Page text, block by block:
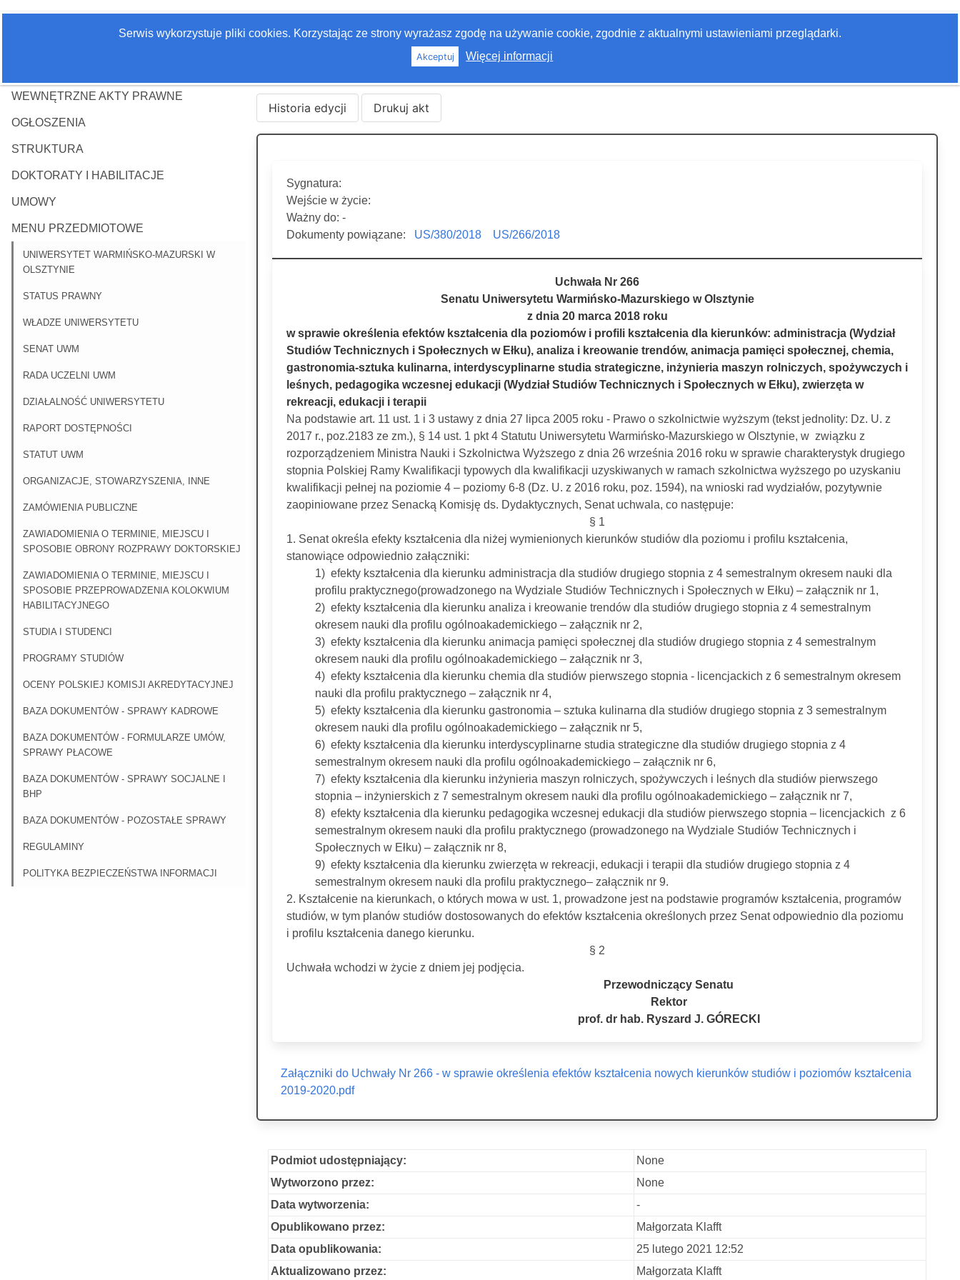
Serwis wykorzystuje pliki cookies. Korzystając ze strony wyrażasz zgodę na używanie cookie, zgodnie z aktualnymi ustawieniami przeglądarki.
Akceptuj Więcej informacji
WEWNĘTRZNE AKTY PRAWNE
OGŁOSZENIA
STRUKTURA
DOKTORATY I HABILITACJE
UMOWY
MENU PRZEDMIOTOWE
UNIWERSYTET WARMIŃSKO-MAZURSKI W
OLSZTYNIE
STATUS PRAWNY
WŁADZE UNIWERSYTETU
SENAT UWM
RADA UCZELNI UWM
DZIAŁALNOŚĆ UNIWERSYTETU
RAPORT DOSTĘPNOŚCI
STATUT UWM
ORGANIZACJE, STOWARZYSZENIA, INNE
ZAMÓWIENIA PUBLICZNE
ZAWIADOMIENIA O TERMINIE, MIEJSCU I
SPOSOBIE OBRONY ROZPRAWY DOKTORSKIEJ
ZAWIADOMIENIA O TERMINIE, MIEJSCU I
SPOSOBIE PRZEPROWADZENIA KOLOKWIUM
HABILITACYJNEGO
STUDIA I STUDENCI
PROGRAMY STUDIÓW
OCENY POLSKIEJ KOMISJI AKREDYTACYJNEJ
BAZA DOKUMENTÓW - SPRAWY KADROWE
BAZA DOKUMENTÓW - FORMULARZE UMÓW,
SPRAWY PŁACOWE
BAZA DOKUMENTÓW - SPRAWY SOCJALNE I
BHP
BAZA DOKUMENTÓW - POZOSTAŁE SPRAWY
REGULAMINY
POLITYKA BEZPIECZEŃSTWA INFORMACJI
Historia edycji Drukuj akt
Sygnatura:
Wejście w życie:
Ważny do: -
Dokumenty powiązane:
US/380/2018 US/266/2018
Uchwała Nr 266
Senatu Uniwersytetu Warmińsko-Mazurskiego w Olsztynie
z dnia 20 marca 2018 roku
w sprawie określenia efektów kształcenia dla poziomów i profili kształcenia dla kierunków: administracja (Wydział
Studiów Technicznych i Społecznych w Ełku), analiza i kreowanie trendów, animacja pamięci społecznej, chemia,
gastronomia-sztuka kulinarna, interdyscyplinarne studia strategiczne, inżynieria maszyn rolniczych, spożywczych i
leśnych, pedagogika wczesnej edukacji (Wydział Studiów Technicznych i Społecznych w Ełku), zwierzęta w
rekreacji, edukacji i terapii
Na podstawie art. 11 ust. 1 i 3 ustawy z dnia 27 lipca 2005 roku - Prawo o szkolnictwie wyższym (tekst jednolity: Dz. U. z
2017 r., poz.2183 ze zm.), § 14 ust. 1 pkt 4 Statutu Uniwersytetu Warmińsko-Mazurskiego w Olsztynie, w związku z
rozporządzeniem Ministra Nauki i Szkolnictwa Wyższego z dnia 26 września 2016 roku w sprawie charakterystyk drugiego
stopnia Polskiej Ramy Kwalifikacji typowych dla kwalifikacji uzyskiwanych w ramach szkolnictwa wyższego po uzyskaniu
kwalifikacji pełnej na poziomie 4 – poziomy 6-8 (Dz. U. z 2016 roku, poz. 1594), na wnioski rad wydziałów, pozytywnie
zaopiniowane przez Senacką Komisję ds. Dydaktycznych, Senat uchwala, co następuje:
§ 1
1. Senat określa efekty kształcenia dla niżej wymienionych kierunków studiów dla poziomu i profilu kształcenia,
stanowiące odpowiednio załączniki:
1) efekty kształcenia dla kierunku administracja dla studiów drugiego stopnia z 4 semestralnym okresem nauki dla
profilu praktycznego(prowadzonego na Wydziale Studiów Technicznych i Społecznych w Ełku) – załącznik nr 1,
2) efekty kształcenia dla kierunku analiza i kreowanie trendów dla studiów drugiego stopnia z 4 semestralnym
okresem nauki dla profilu ogólnoakademickiego – załącznik nr 2,
3) efekty kształcenia dla kierunku animacja pamięci społecznej dla studiów drugiego stopnia z 4 semestralnym
okresem nauki dla profilu ogólnoakademickiego – załącznik nr 3,
4) efekty kształcenia dla kierunku chemia dla studiów pierwszego stopnia - licencjackich z 6 semestralnym okresem
nauki dla profilu praktycznego – załącznik nr 4,
5) efekty kształcenia dla kierunku gastronomia – sztuka kulinarna dla studiów drugiego stopnia z 3 semestralnym
okresem nauki dla profilu ogólnoakademickiego – załącznik nr 5,
6) efekty kształcenia dla kierunku interdyscyplinarne studia strategiczne dla studiów drugiego stopnia z 4
semestralnym okresem nauki dla profilu ogólnoakademickiego – załącznik nr 6,
7) efekty kształcenia dla kierunku inżynieria maszyn rolniczych, spożywczych i leśnych dla studiów pierwszego
stopnia – inżynierskich z 7 semestralnym okresem nauki dla profilu ogólnoakademickiego – załącznik nr 7,
8) efekty kształcenia dla kierunku pedagogika wczesnej edukacji dla studiów pierwszego stopnia – licencjackich z 6
semestralnym okresem nauki dla profilu praktycznego (prowadzonego na Wydziale Studiów Technicznych i
Społecznych w Ełku) – załącznik nr 8,
9) efekty kształcenia dla kierunku zwierzęta w rekreacji, edukacji i terapii dla studiów drugiego stopnia z 4
semestralnym okresem nauki dla profilu praktycznego– załącznik nr 9.
2. Kształcenie na kierunkach, o których mowa w ust. 1, prowadzone jest na podstawie programów kształcenia, programów
studiów, w tym planów studiów dostosowanych do efektów kształcenia określonych przez Senat odpowiednio dla poziomu
i profilu kształcenia danego kierunku.
§ 2
Uchwała wchodzi w życie z dniem jej podjęcia.
Przewodniczący Senatu
Rektor
prof. dr hab. Ryszard J. GÓRECKI
Załączniki do Uchwały Nr 266 - w sprawie określenia efektów kształcenia nowych kierunków studiów i poziomów kształcenia
2019-2020.pdf
Podmiot udostępniający:
None
Wytworzono przez:
None
Data wytworzenia:
-
Opublikowano przez:
Małgorzata Klafft
Data opublikowania:
25 lutego 2021 12:52
Aktualizowano przez:
Małgorzata Klafft